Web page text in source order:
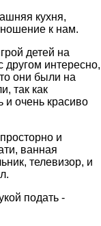
кухня,
к нам.
детей на
другом интересно,
они были на
так как
и очень красиво
и
ванная
телевизор, и
подать -